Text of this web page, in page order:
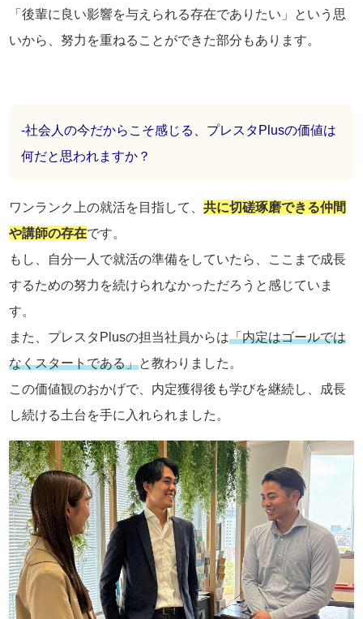
「後輩に良い影響を与えられる存在でありたい」という思
いから、努力を重ねることができた部分もあります。
-社会人の今だからこそ感じる、プレスタPlusの価値は
何だと思われますか？
ワンランク上の就活を目指して、共に切磋琢磨できる仲間
や講師の存在です。
もし、自分一人で就活の準備をしていたら、ここまで成長
するための努力を続けられなかっただろうと感じていま
す。
また、プレスタPlusの担当社員からは「内定はゴールでは
なくスタートである」と教わりました。
この価値観のおかげで、内定獲得後も学びを継続し、成長
し続ける土台を手に入れられました。